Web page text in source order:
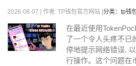
2026-08-07 | 作者: TP钱包官方网站 | 分类：tp钱
在最近使用
了一个令人头疼不已
停地提示网络错误,
行操作。这个问题在